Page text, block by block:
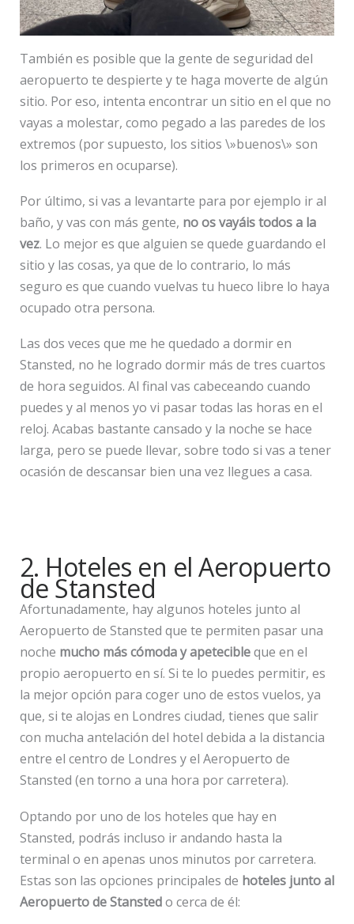
También es posible que la gente de seguridad del
aeropuerto te despierte y te haga moverte de algún
sitio. Por eso, intenta encontrar un sitio en el que no
vayas a molestar, como pegado a las paredes de los
extremos (por supuesto, los sitios \»buenos\» son
los primeros en ocuparse).
Por último, si vas a levantarte para por ejemplo ir al
baño, y vas con más gente, no os vayáis todos a la
vez. Lo mejor es que alguien se quede guardando el
sitio y las cosas, ya que de lo contrario, lo más
seguro es que cuando vuelvas tu hueco libre lo haya
ocupado otra persona.
Las dos veces que me he quedado a dormir en
Stansted, no he logrado dormir más de tres cuartos
de hora seguidos. Al final vas cabeceando cuando
puedes y al menos yo vi pasar todas las horas en el
reloj. Acabas bastante cansado y la noche se hace
larga, pero se puede llevar, sobre todo si vas a tener
ocasión de descansar bien una vez llegues a casa.
2. Hoteles en el Aeropuerto
de Stansted
Afortunadamente, hay algunos hoteles junto al
Aeropuerto de Stansted que te permiten pasar una
noche mucho más cómoda y apetecibleque en el
propio aeropuerto en sí. Si te lo puedes permitir, es
la mejor opción para coger uno de estos vuelos, ya
que, si te alojas en Londres ciudad, tienes que salir
con mucha antelación del hotel debida a la distancia
entre el centro de Londres y el Aeropuerto de
Stansted (en torno a una hora por carretera).
Optando por uno de los hoteles que hay en
Stansted, podrás incluso ir andando hasta la
terminal o en apenas unos minutos por carretera.
Estas son las opciones principales de hoteles junto al
Aeropuerto de Stanstedo cerca de él: